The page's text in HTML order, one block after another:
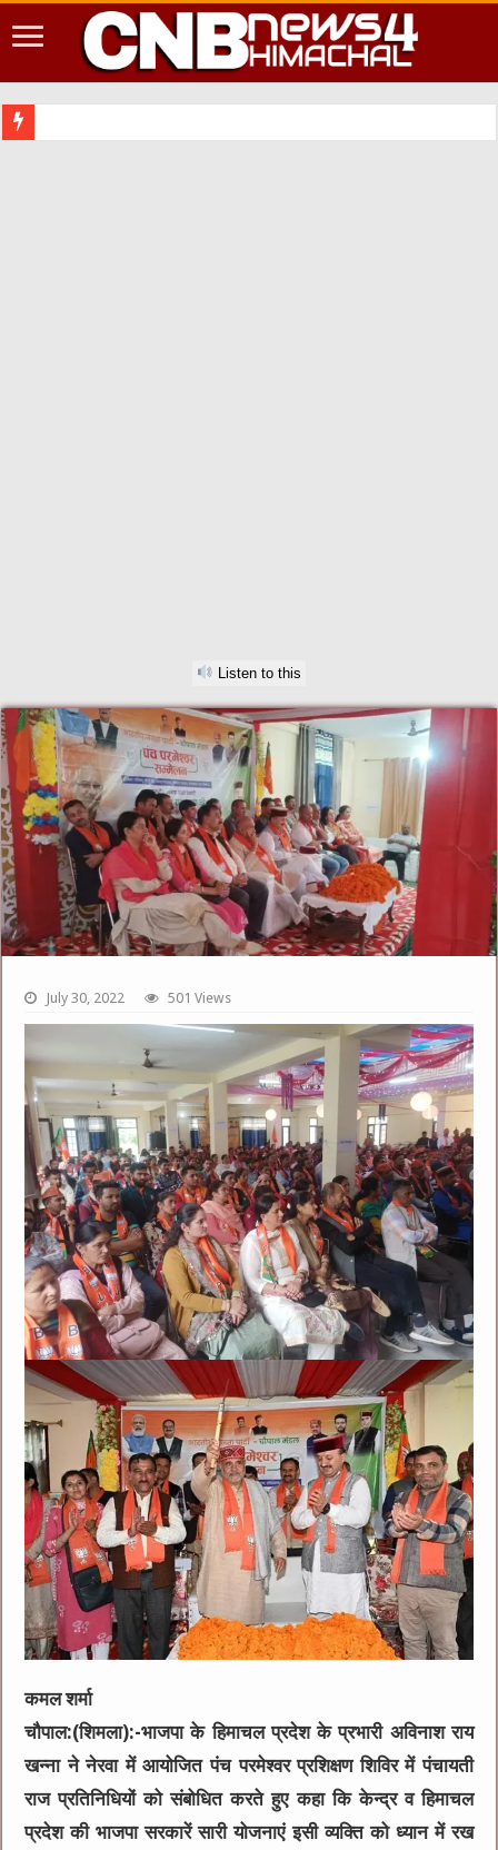
Listen to this
July 30, 2022 501 Views
कमल शर्मा
चौपाल:(शिमला):-भाजपा के हिमाचल प्रदेश के प्रभारी अविनाश राय
खन्ना ने नेरवा में आयोजित पंच परमेश्वर प्रशिक्षण शिविर में पंचायती
राज प्रतिनिधियों को संबोधित करते हुए कहा कि केन्द्र व हिमाचल
प्रदेश की भाजपा सरकारें सारी योजनाएं इसी व्यक्ति को ध्यान में रख